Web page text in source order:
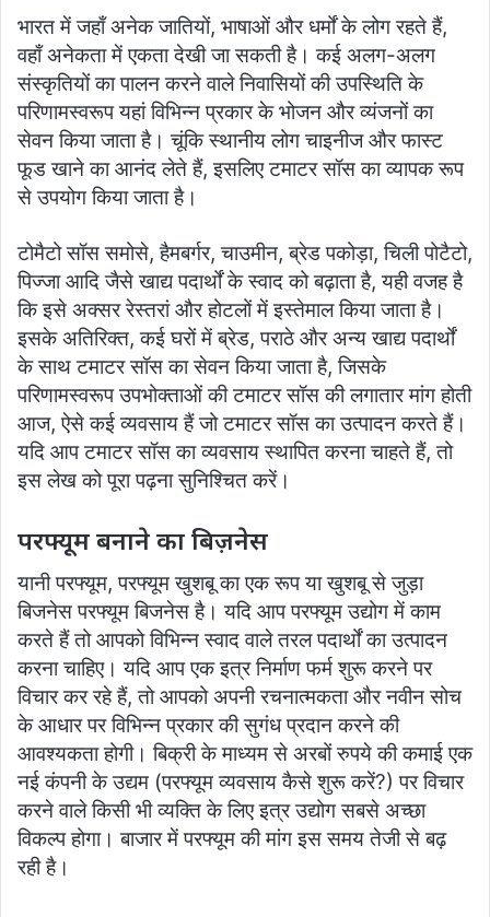
भारत में जहाँ अनेक जातियों, भाषाओं और धर्मों के लोग रहते हैं,
वहाँ अनेकता में एकता देखी जा सकती है। कई अलग-अलग
संस्कृतियों का पालन करने वाले निवासियों की उपस्थिति के
परिणामस्वरूप यहां विभिन्न प्रकार के भोजन और व्यंजनों का
सेवन किया जाता है। चूंकि स्थानीय लोग चाइनीज और फास्ट
फूड खाने का आनंद लेते हैं, इसलिए टमाटर सॉस का व्यापक रूप
से उपयोग किया जाता है।
टोमैटो सॉस समोसे, हैमबर्गर, चाउमीन, ब्रेड पकोड़ा, चिली पोटैटो,
पिज्जा आदि जैसे खाद्य पदार्थों के स्वाद को बढ़ाता है, यही वजह है
कि इसे अक्सर रेस्तरां और होटलों में इस्तेमाल किया जाता है।
इसके अतिरिक्त, कई घरों में ब्रेड, पराठे और अन्य खाद्य पदार्थों
के साथ टमाटर सॉस का सेवन किया जाता है, जिसके
परिणामस्वरूप उपभोक्ताओं की टमाटर सॉस की लगातार मांग होती
आज, ऐसे कई व्यवसाय हैं जो टमाटर सॉस का उत्पादन करते हैं।
यदि आप टमाटर सॉस का व्यवसाय स्थापित करना चाहते हैं, तो
इस लेख को पूरा पढ़ना सुनिश्चित करें।
परफ्यूम बनाने का बिज़नेस
यानी परफ्यूम, परफ्यूम खुशबू का एक रूप या खुशबू से जुड़ा
बिजनेस परफ्यूम बिजनेस है। यदि आप परफ्यूम उद्योग में काम
करते हैं तो आपको विभिन्न स्वाद वाले तरल पदार्थों का उत्पादन
करना चाहिए। यदि आप एक इत्र निर्माण फर्म शुरू करने पर
विचार कर रहे हैं, तो आपको अपनी रचनात्मकता और नवीन सोच
के आधार पर विभिन्न प्रकार की सुगंध प्रदान करने की
आवश्यकता होगी। बिक्री के माध्यम से अरबों रुपये की कमाई एक
नई कंपनी के उद्यम (परफ्यूम व्यवसाय कैसे शुरू करें?) पर विचार
करने वाले किसी भी व्यक्ति के लिए इत्र उद्योग सबसे अच्छा
विकल्प होगा। बाजार में परफ्यूम की मांग इस समय तेजी से बढ़
रही है।